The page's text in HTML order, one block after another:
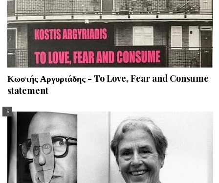
Κωστής Αργυριάδης - To Love, Fear and Consume
statement